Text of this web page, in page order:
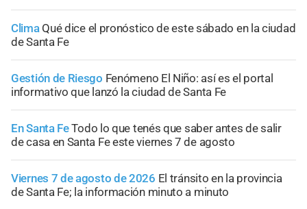
Clima Qué dice el pronóstico de este sábado en la ciudad
de Santa Fe
Gestión de Riesgo Fenómeno El Niño: así es el portal
informativo que lanzó la ciudad de Santa Fe
En Santa FeTodo lo que tenés que saber antes de salir
de casa en Santa Fe este viernes 7 de agosto
Viernes 7 de agosto de 2026 El tránsito en la provincia
de Santa Fe; la información minuto a minuto